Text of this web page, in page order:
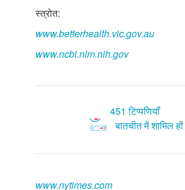
स्त्रोत:
www.betterhealth.vic.gov.au
www.ncbi.nlm.nih.gov
451 टिप्पणियाँ
बातचीत में शामिल हों
www.nytimes.com